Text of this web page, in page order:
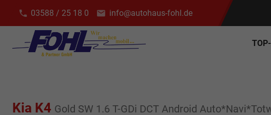
03588 / 25 18 0 info@autohaus-fohl.de
Kia K4 Gold SW 1.6 T-GDi DCT Android